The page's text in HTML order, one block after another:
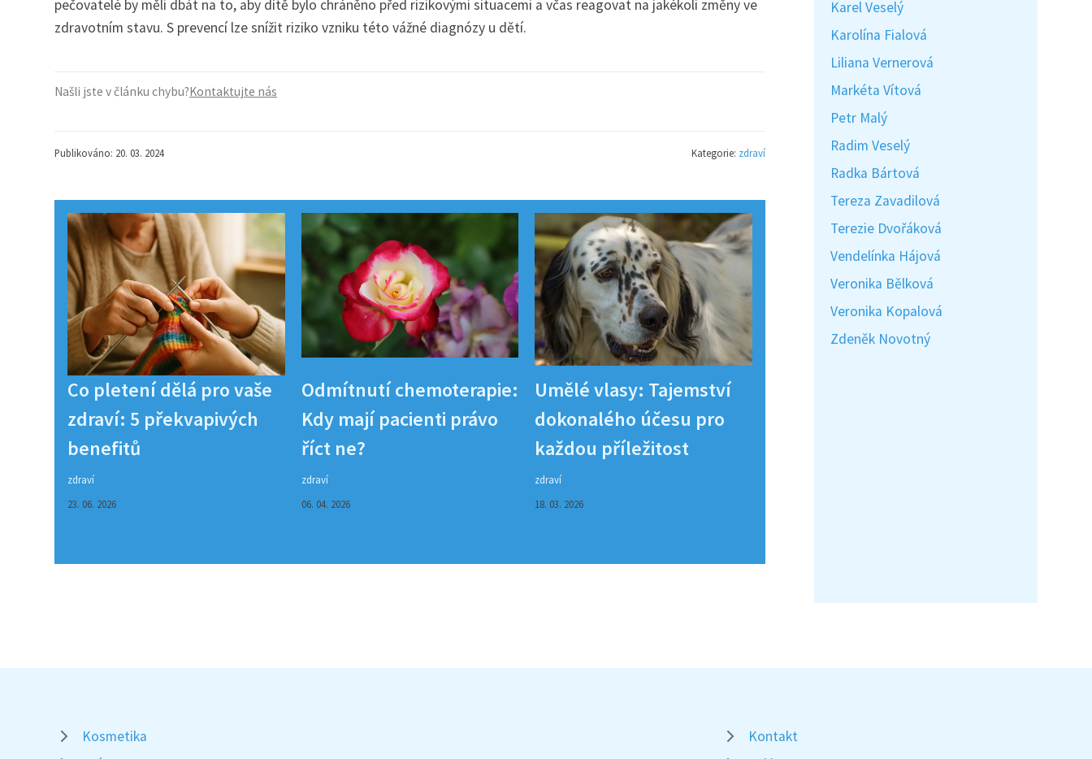
pečovatelé by měli dbát na to, aby dítě bylo chráněno před rizikovými situacemi a včas reagovat na jakékoli změny ve
zdravotním stavu. S prevencí lze snížit riziko vzniku této vážné diagnózy u dětí.
Našli jste v článku chybu?Kontaktujte nás
Publikováno: 20. 03. 2024 Kategorie: zdraví
Co pletení dělá pro vaše
zdraví: 5 překvapivých
benefitů
zdraví
23. 06. 2026
Odmítnutí chemoterapie:
Kdy mají pacienti právo
říct ne?
zdraví
06. 04. 2026
Umělé vlasy: Tajemství
dokonalého účesu pro
každou příležitost
zdraví
18. 03. 2026
Karel Veselý
Karolína Fialová
Liliana Vernerová
Markéta Vítová
Petr Malý
Radim Veselý
Radka Bártová
Tereza Zavadilová
Terezie Dvořáková
Vendelínka Hájová
Veronika Bělková
Veronika Kopalová
Zdeněk Novotný
Kosmetika
Kontakt